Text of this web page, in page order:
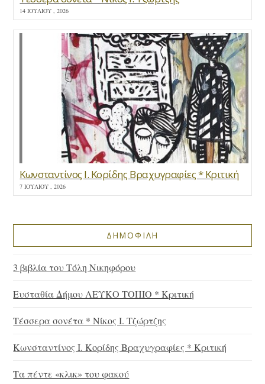
14 ΙΟΥΛΊΟΥ , 2026
Κωνσταντίνος Ι. Κορίδης Βραχυγραφίες * Κριτική
7 ΙΟΥΛΊΟΥ , 2026
ΔΗΜΟΦΙΛΗ
3 βιβλία του Τόλη Νικηφόρου
Ευσταθία Δήμου ΛΕΥΚΟ ΤΟΠΙΟ * Κριτική
Τέσσερα σονέτα * Νίκος Ι. Τζώρτζης
Κωνσταντίνος Ι. Κορίδης Βραχυγραφίες * Κριτική
Τα πέντε «κλικ» του φακού